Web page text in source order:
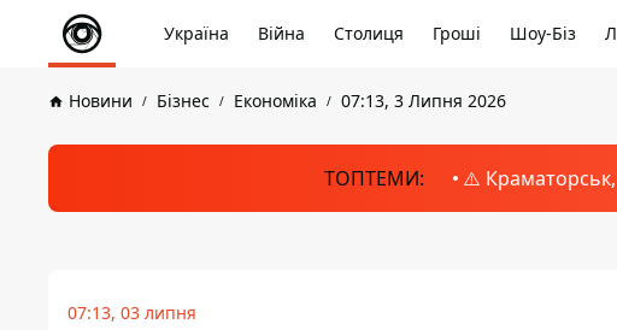
Україна Війна Столиця Гроші Шоу-Біз
Новини Бізнес Економіка 07:13, 3 Липня 2026
ТОПТЕМИ: ⚠️ Краматорськ,
07:13, 03 липня